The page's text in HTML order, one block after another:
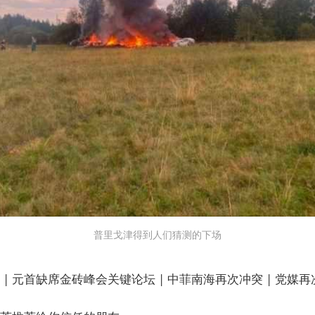
普里戈津得到人们猜测的下场
元首缺席金砖峰会关键论坛 | 中菲南海再次冲突 | 党媒再